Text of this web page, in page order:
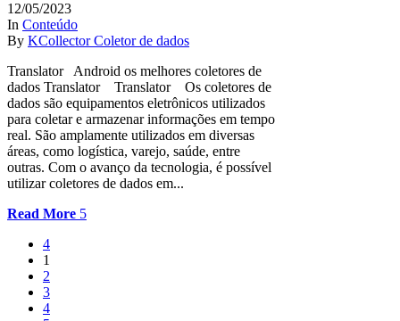
12/05/2023
In Conteúdo
By KCollector Coletor de dados
Translator Android os melhores coletores de
dados Translator Translator Os coletores de
dados são equipamentos eletrônicos utilizados
para coletar e armazenar informações em tempo
real. São amplamente utilizados em diversas
áreas, como logística, varejo, saúde, entre
outras. Com o avanço da tecnologia, é possível
utilizar coletores de dados em...
Read More
1
2
3
4